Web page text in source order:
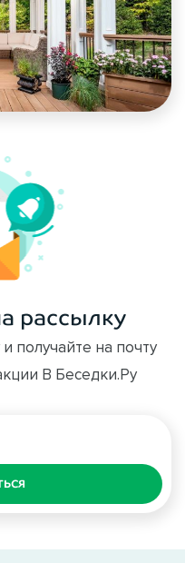
рассылку
получайте на почту
В Беседки.Ру